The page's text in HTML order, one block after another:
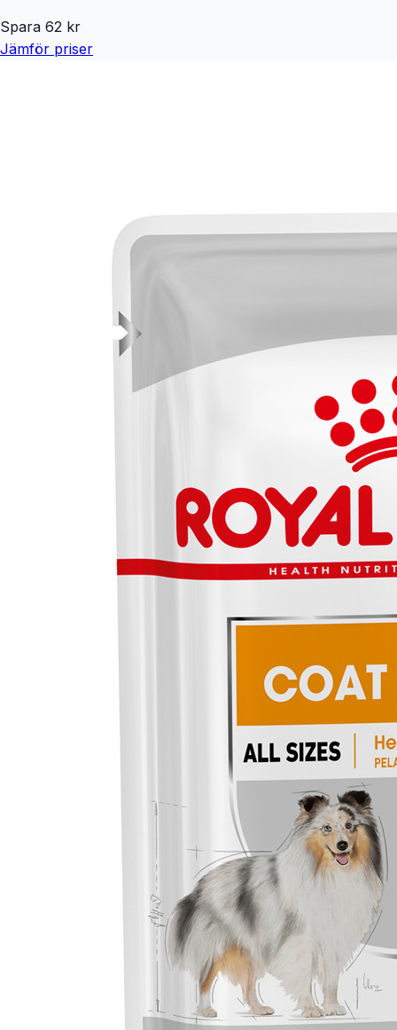
Spara 62 kr
Jämför priser